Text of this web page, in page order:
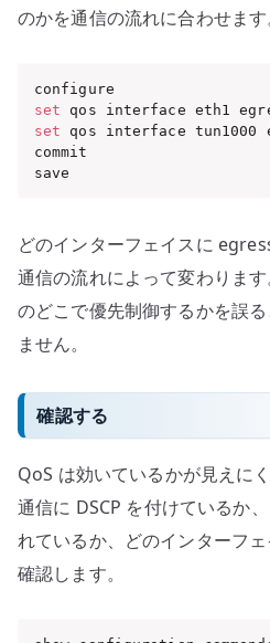
のかを通信の流れに合わせます
set qos interface eth1
set qos interface tun1000
commit
save
どのインターフェイスに
通信の流れによって変わりま
のどこで優先制御するかを誤
ません。
確認する
QoS は効いているかが見えに
通信に DSCP を付けているか
れているか、どのインターフ
確認します。